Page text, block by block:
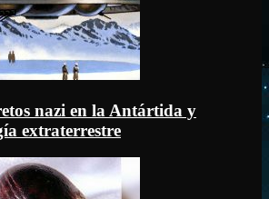
nazi en la Antártida y
extraterrestre